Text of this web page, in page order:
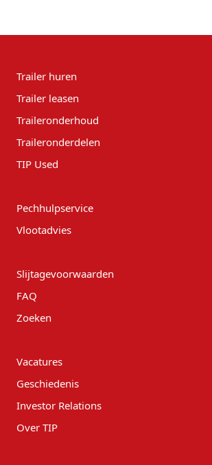
te keren.
Trailer huren
Trailer leasen
Traileronderhoud
Traileronderdelen
TIP Used
Pechhulpservice
Vlootadvies
Slijtagevoorwaarden
FAQ
Zoeken
Vacatures
Geschiedenis
Investor Relations
Over TIP